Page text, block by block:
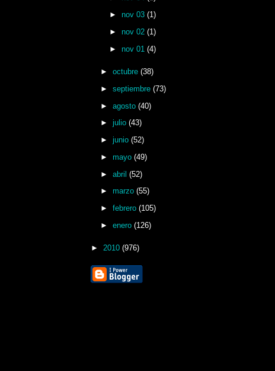
► nov 03(1)
► nov 02(1)
► nov 01(4)
► octubre (38)
► septiembre (73)
► agosto (40)
► julio (43)
► junio (52)
► mayo (49)
► abril (52)
► marzo (55)
► febrero (105)
► enero (126)
► 2010 (976)